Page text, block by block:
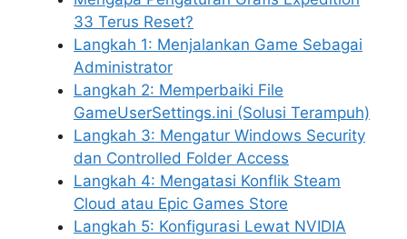
33 Terus Reset?
Langkah 1: Menjalankan Game Sebagai
Administrator
Langkah 2: Memperbaiki File
GameUserSettings.ini (Solusi Terampuh)
Langkah 3: Mengatur Windows Security
dan Controlled Folder Access
Langkah 4: Mengatasi Konflik Steam
Cloud atau Epic Games Store
Langkah 5: Konfigurasi Lewat NVIDIA